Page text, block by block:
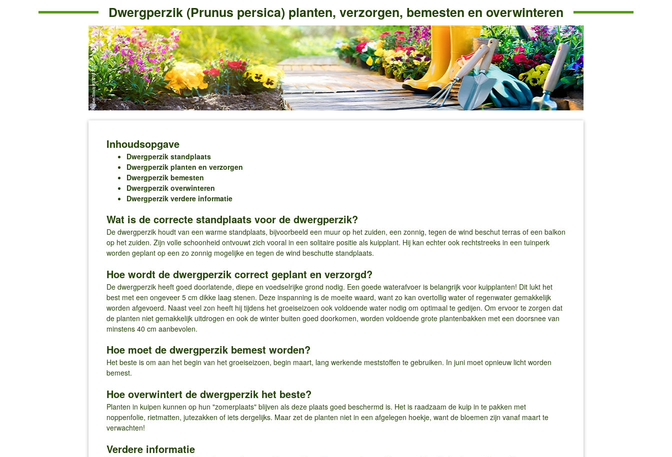
Dwergperzik (Prunus persica) planten, verzorgen, bemesten en overwinteren
Inhoudsopgave
Dwergperzik standplaats
Dwergperzik planten en verzorgen
Dwergperzik bemesten
Dwergperzik overwinteren
Dwergperzik verdere informatie
Wat is de correcte standplaats voor de dwergperzik?
De dwergperzik houdt van een warme standplaats, bijvoorbeeld een muur op het zuiden, een zonnig, tegen de wind beschut terras of een balkon
op het zuiden. Zijn volle schoonheid ontvouwt zich vooral in een solitaire positie als kuipplant. Hij kan echter ook rechtstreeks in een tuinperk
worden geplant op een zo zonnig mogelijke en tegen de wind beschutte standplaats.
Hoe wordt de dwergperzik correct geplant en verzorgd?
De dwergperzik heeft goed doorlatende, diepe en voedselrijke grond nodig. Een goede waterafvoer is belangrijk voor kuipplanten! Dit lukt het
best met een ongeveer 5 cm dikke laag stenen. Deze inspanning is de moeite waard, want zo kan overtollig water of regenwater gemakkelijk
worden afgevoerd. Naast veel zon heeft hij tijdens het groeiseizoen ook voldoende water nodig om optimaal te gedijen. Om ervoor te zorgen dat
de planten niet gemakkelijk uitdrogen en ook de winter buiten goed doorkomen, worden voldoende grote plantenbakken met een doorsnee van
minstens 40 cm aanbevolen.
Hoe moet de dwergperzik bemest worden?
Het beste is om aan het begin van het groeiseizoen, begin maart, lang werkende meststoffen te gebruiken. In juni moet opnieuw licht worden
bemest.
Hoe overwintert de dwergperzik het beste?
Planten in kuipen kunnen op hun "zomerplaats" blijven als deze plaats goed beschermd is. Het is raadzaam de kuip in te pakken met
noppenfolie, rietmatten, jutezakken of iets dergelijks. Maar zet de planten niet in een afgelegen hoekje, want de bloemen zijn vanaf maart te
verwachten!
Verdere informatie